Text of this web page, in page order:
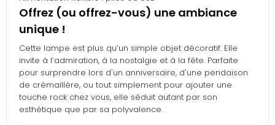
Offrez (ou offrez-vous) une ambiance
unique !
Cette lampe est plus qu’un simple objet décoratif. Elle
invite à l’admiration, à la nostalgie et à la fête. Parfaite
pour surprendre lors d'un anniversaire, d'une pendaison
de crémaillère, ou tout simplement pour ajouter une
touche rock chez vous, elle séduit autant par son
esthétique que par sa polyvalence.